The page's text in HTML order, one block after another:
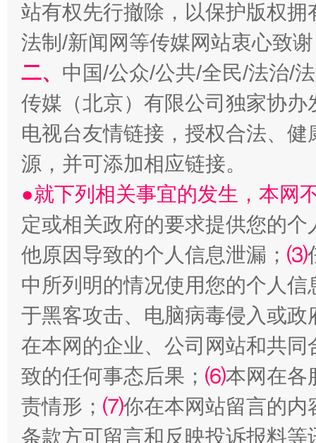
巳巳如意，开工大吉！ 三轮
站有权先行撤除，以保护版权
法制/新闻网等传媒网站衷心致
二、 中国/公众/公共/全民/法治/
传媒（北京）有限公司独家协
电视台友情链接，授权合法、
源，并可添加相应链接。
●就下列相关事宜的发生，本网
定或相关政府的要求提供您的个
他原因导致的个人信息泄漏； ⑶
中所列明的情况使用您的个人
于黑客攻击、电脑病毒侵入或
在本网的企业、公司网站和共
致的任何事态后果； ⑹本网在各
责情形； ⑺你在本网站留言的内
条款方可留言和反映投诉报料